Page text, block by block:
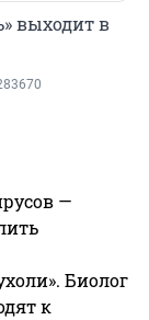
выходит в
—
Биолог
к